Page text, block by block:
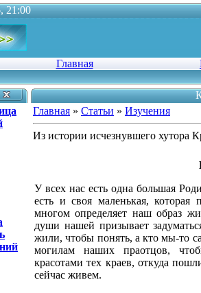
21:00
Главная
Главная » Статьи » Изучения
Из истории исчезнувшего хутора
У всех нас есть одна большая
есть и своя маленькая,
многом определяет наш образ
души нашей призывает
жили, чтобы понять, а кто мы-то
могилам наших праотцов,
красотами тех краев, откуда
сейчас живем.